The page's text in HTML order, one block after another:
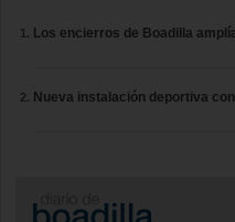
Los encierros de Boadilla
Nueva instalación deportiva